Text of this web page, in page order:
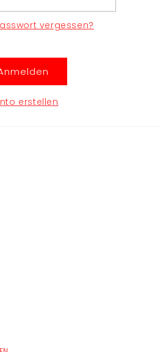
vergessen?
erstellen